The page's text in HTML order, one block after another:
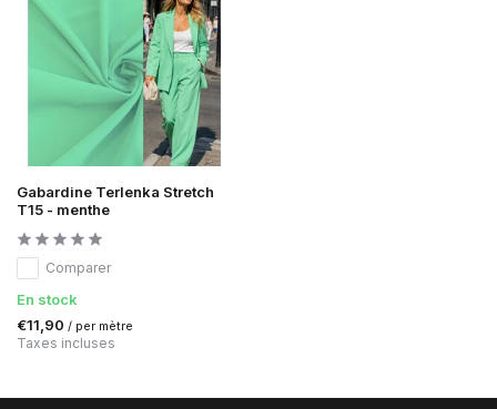
Gabardine Terlenka Stretch
T15 - menthe
Comparer
En stock
€11,90 / per mètre
Taxes incluses